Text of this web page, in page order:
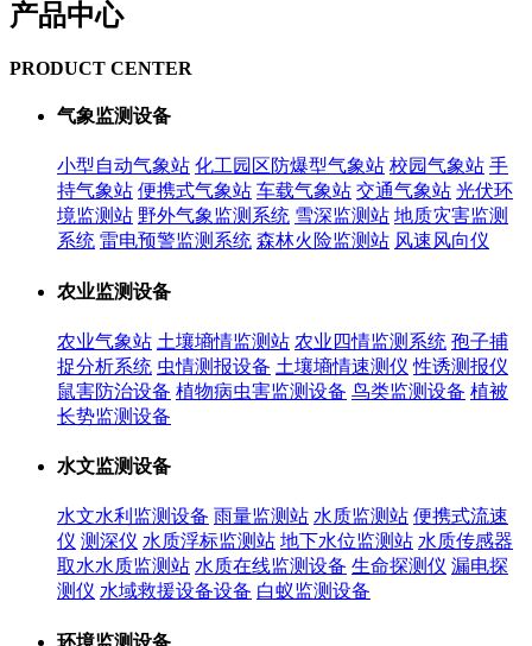
产品中心
PRODUCT CENTER
气象监测设备
小型自动气象站 化工园区防爆型气象站 校园气象站 手
持气象站 便携式气象站 车载气象站 交通气象站 光伏环
境监测站 野外气象监测系统 雪深监测站 地质灾害监测
系统 雷电预警监测系统 森林火险监测站 风速风向仪
农业监测设备
农业气象站 土壤墒情监测站 农业四情监测系统 孢子捕
捉分析系统 虫情测报设备 土壤墒情速测仪 性诱测报仪
鼠害防治设备 植物病虫害监测设备 鸟类监测设备 植被
长势监测设备
水文监测设备
水文水利监测设备 雨量监测站 水质监测站 便携式流速
仪 测深仪 水质浮标监测站 地下水位监测站 水质传感器
取水水质监测站 水质在线监测设备 生命探测仪 漏电探
测仪 水域救援设备设备 白蚁监测设备
环境监测设备